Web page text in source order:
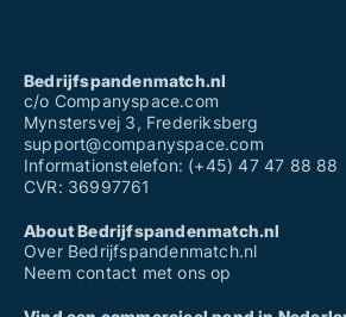
Commercial rentals for rent in Utrecht
Commercial rentals for rent in Utrecht
Commercial rentals for rent in Utrecht
Commercial rentals for rent in Utrecht
Commercial rentals for rent in Utrecht
Commercial rentals for rent in Utrecht
Commercial rentals for rent in Utrecht
Commercial rentals for rent in Utrecht
Commercial rentals for rent in Utrecht
Commercial rentals for rent in Utrechtse
Commercial rentals for rent in
Bedrijfspandenmatch.nl
c/o Companyspace.com
Mynstersvej 3, Frederiksberg
support@companyspace.com
Informationstelefon: (+45) 47 47 88 88
CVR: 36997761
About Bedrijfspandenmatch.nl
Over Bedrijfspandenmatch.nl
Neem contact met ons op